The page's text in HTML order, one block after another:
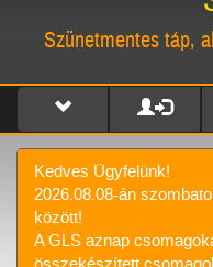
Szünetmentes táp,
Kedves Ügyfelünk!
2026.08.08-án
között!
A GLS aznap